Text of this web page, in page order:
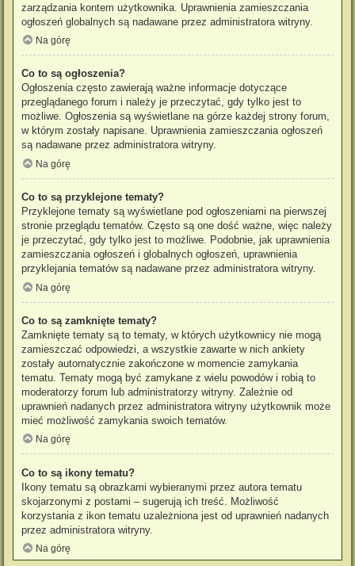
zarządzania kontem użytkownika. Uprawnienia zamieszczania
ogłoszeń globalnych są nadawane przez administratora witryny.
Na górę
Co to są ogłoszenia?
Ogłoszenia często zawierają ważne informacje dotyczące
przeglądanego forum i należy je przeczytać, gdy tylko jest to
możliwe. Ogłoszenia są wyświetlane na górze każdej strony forum,
w którym zostały napisane. Uprawnienia zamieszczania ogłoszeń
są nadawane przez administratora witryny.
Na górę
Co to są przyklejone tematy?
Przyklejone tematy są wyświetlane pod ogłoszeniami na pierwszej
stronie przeglądu tematów. Często są one dość ważne, więc należy
je przeczytać, gdy tylko jest to możliwe. Podobnie, jak uprawnienia
zamieszczania ogłoszeń i globalnych ogłoszeń, uprawnienia
przyklejania tematów są nadawane przez administratora witryny.
Na górę
Co to są zamknięte tematy?
Zamknięte tematy są to tematy, w których użytkownicy nie mogą
zamieszczać odpowiedzi, a wszystkie zawarte w nich ankiety
zostały automatycznie zakończone w momencie zamykania
tematu. Tematy mogą być zamykane z wielu powodów i robią to
moderatorzy forum lub administratorzy witryny. Zależnie od
uprawnień nadanych przez administratora witryny użytkownik może
mieć możliwość zamykania swoich tematów.
Na górę
Co to są ikony tematu?
Ikony tematu są obrazkami wybieranymi przez autora tematu
skojarzonymi z postami – sugerują ich treść. Możliwość
korzystania z ikon tematu uzależniona jest od uprawnień nadanych
przez administratora witryny.
Na górę